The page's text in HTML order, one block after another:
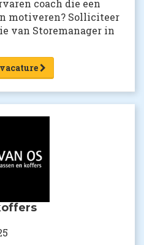
coach die een
motiveren? Solliciteer
van Storemanager in